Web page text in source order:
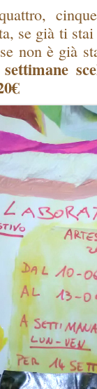
se già ti
non è già